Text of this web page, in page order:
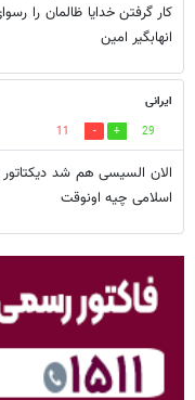
کار گرفتن خدایا ظالمان را
انهابگیر امین
ایرانی
29
11
الان السیسی هم شد
اسلامی چیه اونوقت